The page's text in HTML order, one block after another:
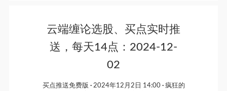
云端缠论选股、买点实时推
送，每天14点：2024-12-
02
买点推送免费版 2024年12月2日 14:00
疯狂的